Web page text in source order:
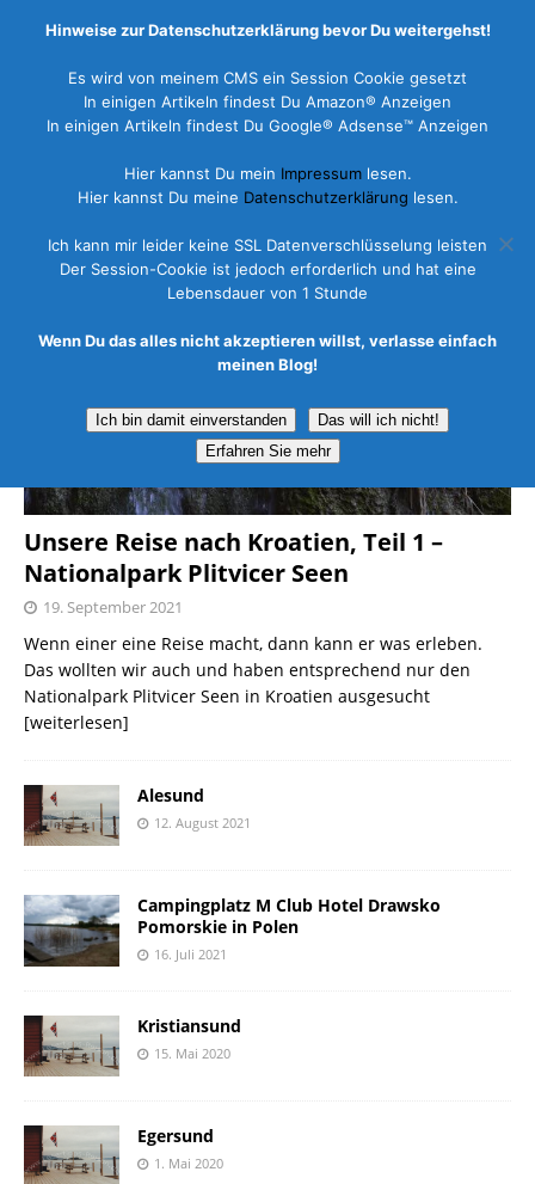
Unsere Reise nach Kroatien, Teil 1 –
Nationalpark Plitvicer Seen
19. September 2021
Wenn einer eine Reise macht, dann kann er was erleben.
Das wollten wir auch und haben entsprechend nur den
Nationalpark Plitvicer Seen in Kroatien ausgesucht
[weiterlesen]
Alesund
12. August 2021
Campingplatz M Club Hotel Drawsko
Pomorskie in Polen
16. Juli 2021
Kristiansund
15. Mai 2020
Egersund
1. Mai 2020
Hinweise zur Datenschutzerklärung bevor Du weitergehst!
Es wird von meinem CMS ein Session Cookie gesetzt
In einigen Artikeln findest Du Amazon® Anzeigen
In einigen Artikeln findest Du Google® Adsense™ Anzeigen
Hier kannst Du mein Impressumlesen.
Hier kannst Du meine Datenschutzerklärung lesen.
Ich kann mir leider keine SSL Datenverschlüsselung leisten
Der Session-Cookie ist jedoch erforderlich und hat eine
Lebensdauer von 1 Stunde
Wenn Du das alles nicht akzeptieren willst, verlasse einfach
meinen Blog!
Ich bin damit einverstanden
Das will ich nicht!
Erfahren Sie mehr